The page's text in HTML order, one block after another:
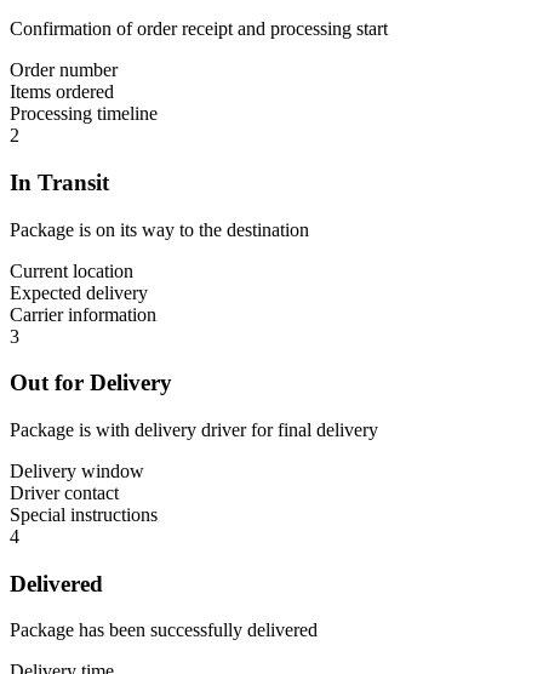
Confirmation of order receipt and processing start
Order number
Items ordered
Processing timeline
2
In Transit
Package is on its way to the destination
Current location
Expected delivery
Carrier information
3
Out for Delivery
Package is with delivery driver for final delivery
Delivery window
Driver contact
Special instructions
4
Delivered
Package has been successfully delivered